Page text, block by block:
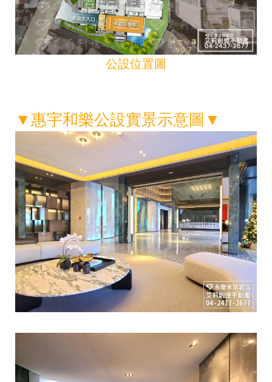
公設位置圖
▼惠宇和樂公設實景示意圖 ▼